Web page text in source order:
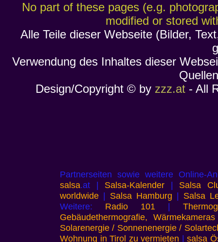
No part of these pages (e.g.
modified or stored
Alle Teile dieser Webseite (Bilder,
Verwendung des Inhaltes dieser
Design/Copyright © by zzz.at - All
Partnerseiten sowie weitere
salsa.at | Salsa-Kalender | Salsa
worldwide | Salsa Hamburg | Salsa
Weitere: Radio 101 |
Gebäudethermografie, Wärmekameras
Solarenergie / Sonnenenergie /
Wohnung in Tirol zu vermieten |salsa